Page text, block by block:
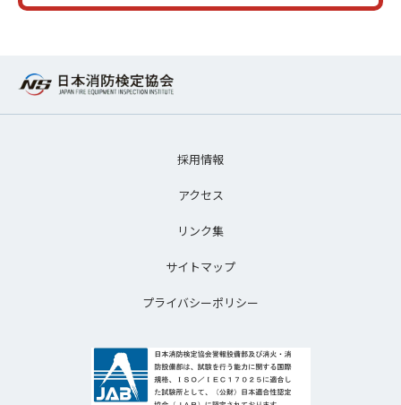
採用情報
アクセス
リンク集
サイトマップ
プライバシーポリシー